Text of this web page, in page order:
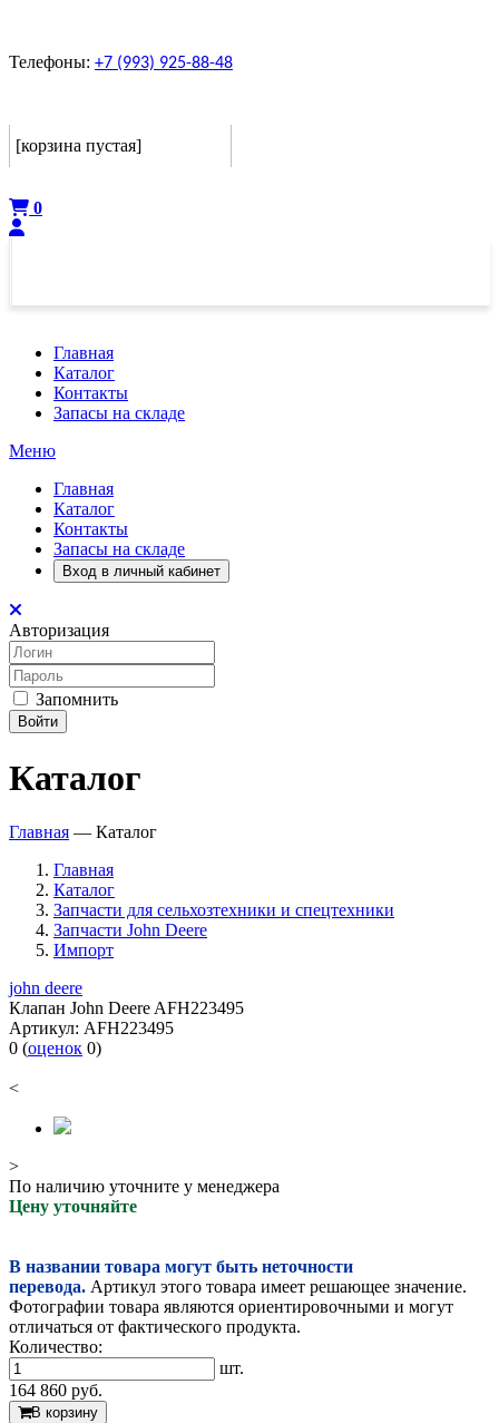
Телефоны: +7 (993) 925-88-48
[корзина пустая]
0
Главная
Каталог
Контакты
Запасы на складе
Меню
Главная
Каталог
Контакты
Запасы на складе
Вход в личный кабинет
Авторизация
Запомнить
Войти
Каталог
Главная — Каталог
Главная
Каталог
Запчасти для сельхозтехники и спецтехники
Запчасти John Deere
Импорт
john deere
Клапан John Deere AFH223495
Артикул: AFH223495
0 (оценок 0)
<
>
По наличию уточните у менеджера
Цену уточняйте
В названии товара могут быть неточности
перевода. Артикул этого товара имеет решающее значение.
Фотографии товара являются ориентировочными и могут
отличаться от фактического продукта.
Количество:
шт.
164 860 руб.
В корзину